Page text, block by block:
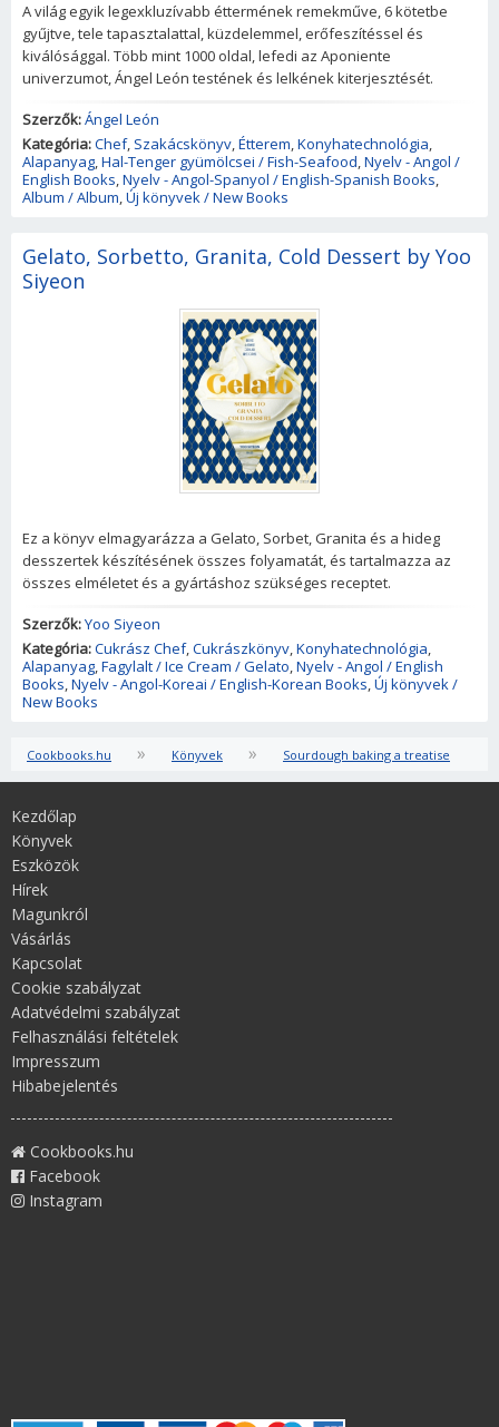
A világ egyik legexkluzívabb éttermének remekműve, 6 kötetbe
gyűjtve, tele tapasztalattal, küzdelemmel, erőfeszítéssel és
kiválósággal. Több mint 1000 oldal, lefedi az Aponiente
univerzumot, Ángel León testének és lelkének kiterjesztését.
Szerzők:Ángel León
Kategória:Chef, Szakácskönyv,Étterem,Konyhatechnológia,
Alapanyag,Hal-Tenger gyümölcsei / Fish-Seafood,Nyelv - Angol /
English Books,Nyelv - Angol-Spanyol / English-Spanish Books,
Album / Album,Új könyvek / New Books
Gelato, Sorbetto, Granita, Cold Dessert by Yoo
Siyeon
Ez a könyv elmagyarázza a Gelato, Sorbet, Granita és a hideg
desszertek készítésének összes folyamatát, és tartalmazza az
összes elméletet és a gyártáshoz szükséges receptet.
Szerzők:Yoo Siyeon
Kategória:Cukrász Chef,Cukrászkönyv,Konyhatechnológia,
Alapanyag,Fagylalt / Ice Cream / Gelato,Nyelv - Angol / English
Books,Nyelv - Angol-Koreai / English-Korean Books,Új könyvek /
New Books
Cookbooks.hu » Könyvek » Sourdough baking a treatise
Kezdőlap
Könyvek
Eszközök
Hírek
Magunkról
Vásárlás
Kapcsolat
Cookie szabályzat
Adatvédelmi szabályzat
Felhasználási feltételek
Impresszum
Hibabejelentés
Cookbooks.hu
Facebook
Instagram